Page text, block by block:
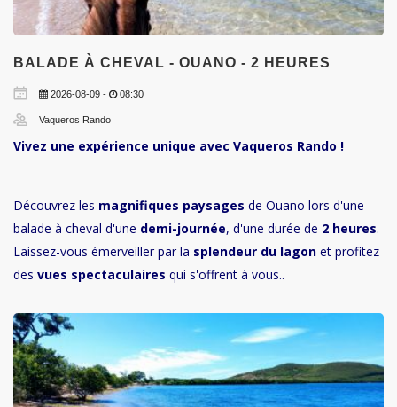
BALADE À CHEVAL - OUANO - 2 HEURES
2026-08-09 - 08:30
Vaqueros Rando
Vivez une expérience unique avec Vaqueros Rando !
Découvrez les magnifiques paysages de Ouano lors d'une
balade à cheval d'une demi-journée, d'une durée de 2 heures.
Laissez-vous émerveiller par la splendeur du lagon et profitez
des vues spectaculaires qui s'offrent à vous..